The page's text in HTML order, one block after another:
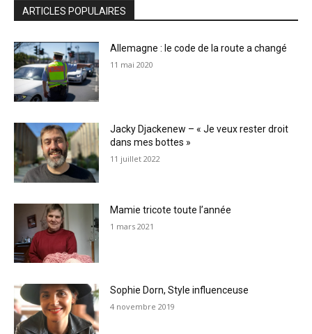
ARTICLES POPULAIRES
Allemagne : le code de la route a changé
11 mai 2020
Jacky Djackenew – « Je veux rester droit
dans mes bottes »
11 juillet 2022
Mamie tricote toute l’année
1 mars 2021
Sophie Dorn, Style influenceuse
4 novembre 2019